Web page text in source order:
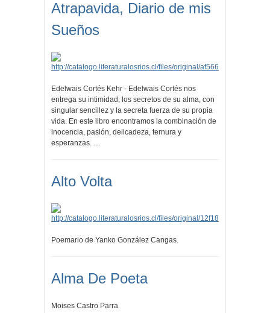
Atrapavida, Diario de mis
Sueños
Edelwais Cortés Kehr - Edelwais Cortés nos
entrega su intimidad, los secretos de su alma, con
singular sencillez y la secreta fuerza de su propia
vida. En este libro encontramos la combinación de
inocencia, pasión, delicadeza, ternura y
esperanzas. …
Alto Volta
Poemario de Yanko González Cangas.
Alma De Poeta
Moises Castro Parra